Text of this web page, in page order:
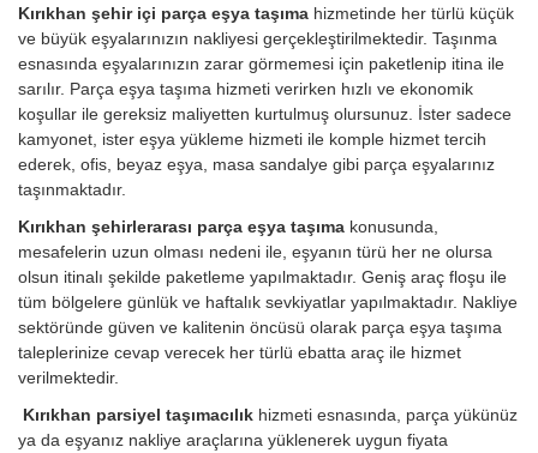
Kırıkhan şehir içi parça eşya taşıma hizmetinde her türlü küçük
ve büyük eşyalarınızın nakliyesi gerçekleştirilmektedir. Taşınma
esnasında eşyalarınızın zarar görmemesi için paketlenip itina ile
sarılır. Parça eşya taşıma hizmeti verirken hızlı ve ekonomik
koşullar ile gereksiz maliyetten kurtulmuş olursunuz. İster sadece
kamyonet, ister eşya yükleme hizmeti ile komple hizmet tercih
ederek, ofis, beyaz eşya, masa sandalye gibi parça eşyalarınız
taşınmaktadır.
Kırıkhan şehirlerarası parça eşya taşıma konusunda,
mesafelerin uzun olması nedeni ile, eşyanın türü her ne olursa
olsun itinalı şekilde paketleme yapılmaktadır. Geniş araç floşu ile
tüm bölgelere günlük ve haftalık sevkiyatlar yapılmaktadır. Nakliye
sektöründe güven ve kalitenin öncüsü olarak parça eşya taşıma
taleplerinize cevap verecek her türlü ebatta araç ile hizmet
verilmektedir.
Kırıkhan parsiyel taşımacılık hizmeti esnasında, parça yükünüz
ya da eşyanız nakliye araçlarına yüklenerek uygun fiyata